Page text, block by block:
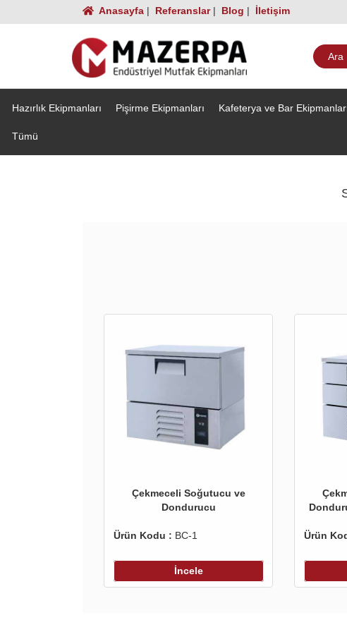
Anasayfa | Referanslar| Blog | İletişim
Hazırlık Ekipmanları Pişirme Ekipmanları Kafeterya ve Bar
Tümü
Çekmeceli Soğutucu ve
Dondurucu
Ürün Kodu : BC-1
İncele
Ürün